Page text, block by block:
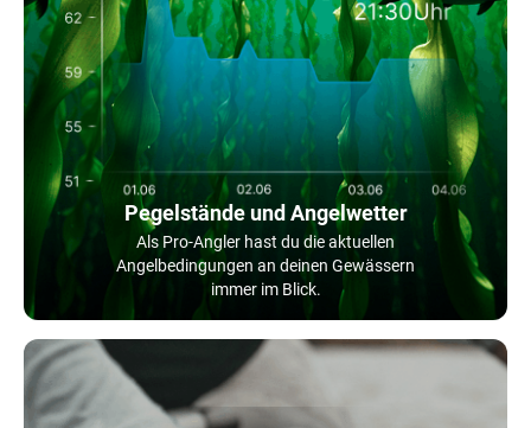
Pegelstände und Angelwetter
Als Pro-Angler hast du die aktuellen
Angelbedingungen an deinen Gewässern
immer im Blick.